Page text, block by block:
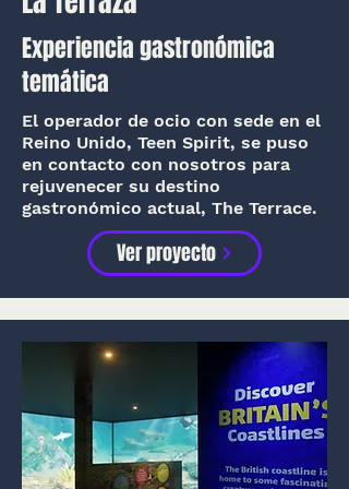
Experiencia gastronómica
temática
El operador de ocio con sede en el
Reino Unido, Teen Spirit, se puso
en contacto con nosotros para
rejuvenecer su destino
gastronómico actual, The Terrace.
Ver proyecto